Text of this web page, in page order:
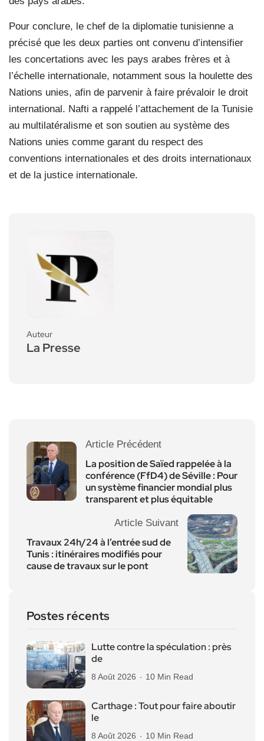
Pour conclure, le chef de la diplomatie tunisienne a
précisé que les deux parties ont convenu d’intensifier
les concertations avec les pays arabes frères et à
l’échelle internationale, notamment sous la houlette des
Nations unies, afin de parvenir à faire prévaloir le droit
international. Nafti a rappelé l’attachement de la Tunisie
au multilatéralisme et son soutien au système des
Nations unies comme garant du respect des
conventions internationales et des droits internationaux
et de la justice internationale.
Auteur
La Presse
Article Précédent
La position de Saïed rappelée à la
conférence (FfD4) de Séville : Pour
un système financier mondial plus
transparent et plus équitable
Article Suivant
Travaux 24h/24 à l’entrée sud de
Tunis : itinéraires modifiés pour
cause de travaux sur le pont
Postes récents
Lutte contre la spéculation : près
de
8 Août 2026 10 Min Read
Carthage : Tout pour faire aboutir
le
8 Août 2026 10 Min Read